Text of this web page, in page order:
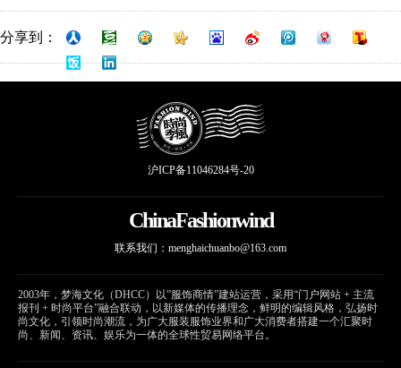
分享到：
沪ICP备11046284号-20
ChinaFashionwind
联系我们： menghaichuanbo@163.com
2003年，梦海文化（DHCC）以”服饰商情”建站运营，采用“门户网站 + 主流
报刊 + 时尚平台”融合联动，以新媒体的传播理念，鲜明的编辑风格，弘扬时
尚文化，引领时尚潮流，为广大服装服饰业界和广大消费者搭建一个汇聚时
尚、新闻、资讯、娱乐为一体的全球性贸易网络平台。